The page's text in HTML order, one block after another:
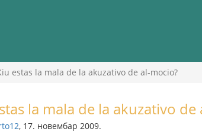
estas la mala de la akuzativo de al-mocio?
la mala de la akuzativo de
, 17. новембар 2009.